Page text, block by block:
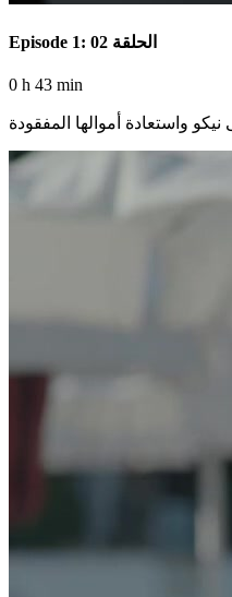
Episode 1: الحلقة 02
0 h 43 min